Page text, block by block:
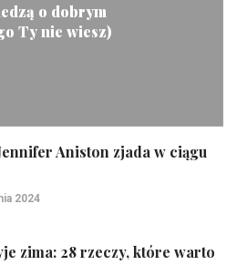
o dobrym
Ty nie wiesz)
Aniston zjada w ciągu
2024
zima: 28 rzeczy, które warto